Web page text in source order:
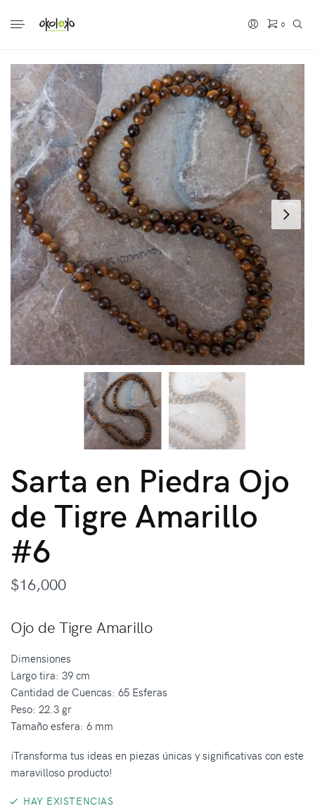
0
Sarta en Piedra Ojo
de Tigre Amarillo
#6
$16,000
Ojo de Tigre Amarillo
Dimensiones
Largo tira: 39 cm
Cantidad de Cuencas: 65 Esferas
Peso: 22.3 gr
Tamaño esfera: 6 mm
¡Transforma tus ideas en piezas únicas y significativas con este
maravilloso producto!
HAY EXISTENCIAS